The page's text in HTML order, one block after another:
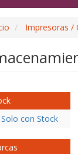
Impresoras /
Solo con Stock